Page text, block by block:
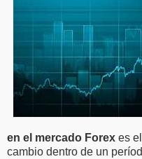
en el mercado Forex es
cambio dentro de un